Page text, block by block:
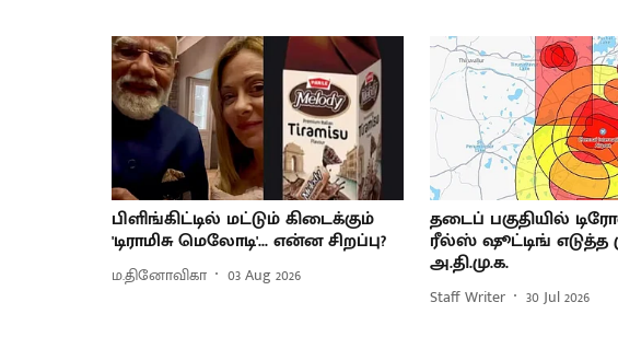
பிளிங்கிட்டில் மட்டும் கிடைக்கும்
'டிராமிசு மெலோடி'... என்ன சிறப்பு?
ம.தினோவிகா 03 Aug 2026
தடைப் பகுதியில்
ரீல்ஸ் ஷூட்டிங் எடுத்த
அ.தி.மு.க.
Staff Writer 30 Jul 2026